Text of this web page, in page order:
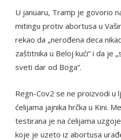
U januaru, Tramp je govorio
mitingu protiv abortusa u
rekao da „nerođena deca
zaštitnika u Beloj kući“ i da je
sveti dar od Boga“.
Regn-Cov2 se ne proizvodi u
ćelijama jajnika hrčka u Kini.
testirana je na ćelijama
koje je uzeto iz abortusa